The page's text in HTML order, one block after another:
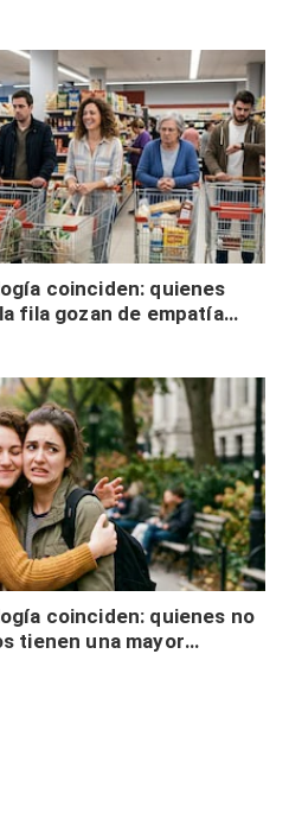
social
coinciden: quienes
fila gozan de empatía
tienen autocontrol
coinciden: quienes no
tienen una mayor
físicos y no es por